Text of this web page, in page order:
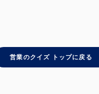
営業のクイズ トップに戻る